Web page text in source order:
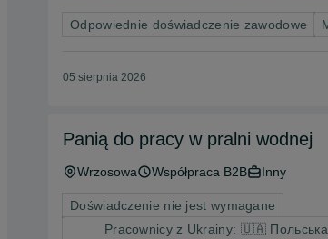
Odpowiednie doświadczenie zawodowe
05 sierpnia 2026
Panią do pracy w pralni wodnej
Wrzosowa Współpraca B2B Inny
Doświadczenie nie jest wymagane
Pracownicy z Ukrainy: 🇺🇦